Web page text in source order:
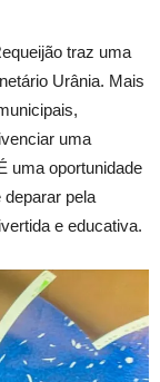
traz uma
Urânia. Mais
uma
uma oportunidade
pela
e educativa.